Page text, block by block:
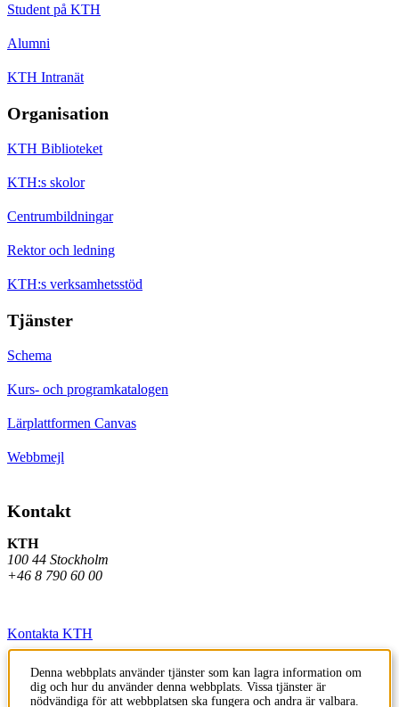
Student på KTH
Alumni
KTH Intranät
Organisation
KTH Biblioteket
KTH:s skolor
Centrumbildningar
Rektor och ledning
KTH:s verksamhetsstöd
Tjänster
Schema
Kurs- och programkatalogen
Lärplattformen Canvas
Webbmejl
Kontakt
KTH
100 44 Stockholm
+46 8 790 60 00
Kontakta KTH
Jobba på KTH
Press och media
Denna webbplats använder tjänster som kan lagra information om
dig och hur du använder denna webbplats. Vissa tjänster är
nödvändiga för att webbplatsen ska fungera och andra är valbara.